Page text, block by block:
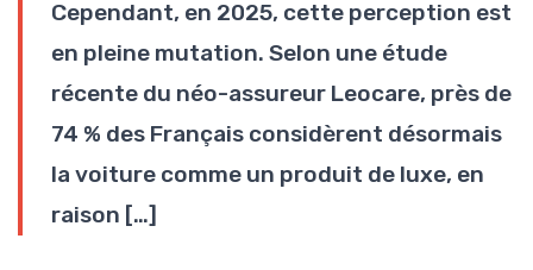
Cependant, en 2025, cette perception est
en pleine mutation. Selon une étude
récente du néo-assureur Leocare, près de
74 % des Français considèrent désormais
la voiture comme un produit de luxe, en
raison […]